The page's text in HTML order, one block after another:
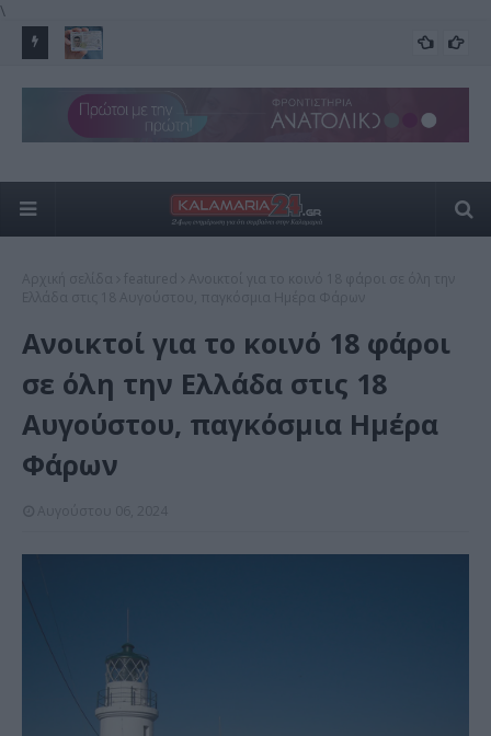
\
για τα νέα στοιχεία και ποιες ενημερώνονται αυτόματα
ΔΗΜΟΣΙΟ
Ανοικτοί για το κοινό 18 φάροι
σε όλη την Ελλάδα στις 18
Αυγούστου, παγκόσμια Ημέρα
Φάρων